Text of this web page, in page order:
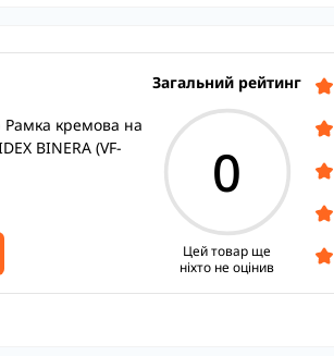
Рамка кремова на
BINERA (VF-
Загальний рейтинг
0
Цей товар ще
ніхто не оцінив